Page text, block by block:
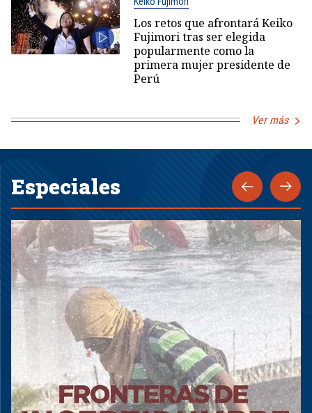
Los retos que afrontará Keiko
Fujimori tras ser elegida
popularmente como la
primera mujer presidente de
Perú
Ver más
Especiales